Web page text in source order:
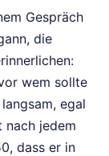
Gespräch
die
wem sollte
egal
nach jedem
dass er in